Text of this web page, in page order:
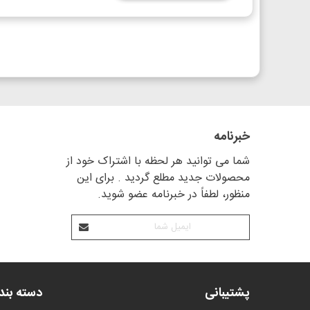
خبرنامه
شما می توانید هر لحظه با اشتراک خود از
محصولات جدید مطلع گردید . برای این
منظور، لطفاً در خبرنامه عضو شوید.
پشتیبانی دسته